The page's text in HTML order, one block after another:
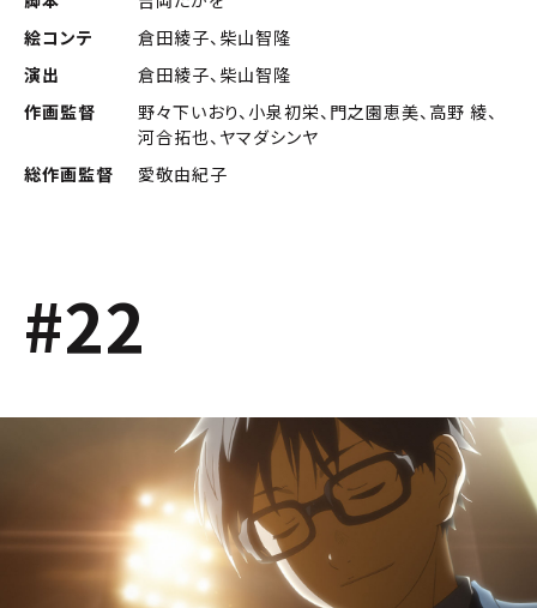
絵コンテ
倉田綾子、柴山智隆
演出
倉田綾子、柴山智隆
作画監督
野々下いおり、小泉初栄、門之園恵美、高野 綾、
河合拓也、ヤマダシンヤ
総作画監督
愛敬由紀子
#22